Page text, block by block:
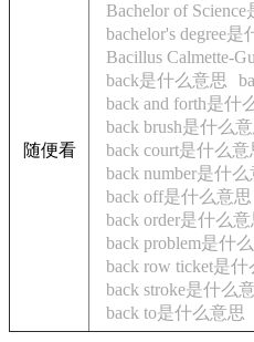
随便看
Bachelor of
bachelor's degree是
Bacillus Calmette-
back是什么意思
back and forth是什
back brush是什么
back court是什么意
back number是什么
back off是什么意思
back order是什么意
back problem是什
back row ticket是什
back stroke是什么
back to是什么意思